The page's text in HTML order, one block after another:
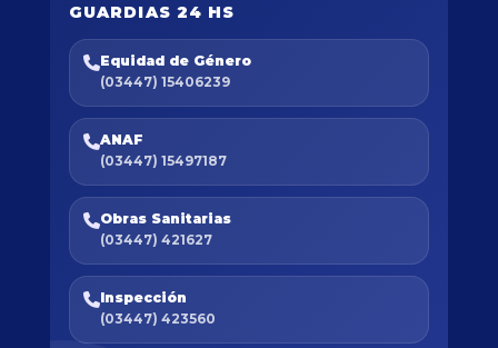
GUARDIAS 24 HS
Equidad de Género
(03447) 15406239
ANAF
(03447) 15497187
Obras Sanitarias
(03447) 421627
Inspección
(03447) 423560